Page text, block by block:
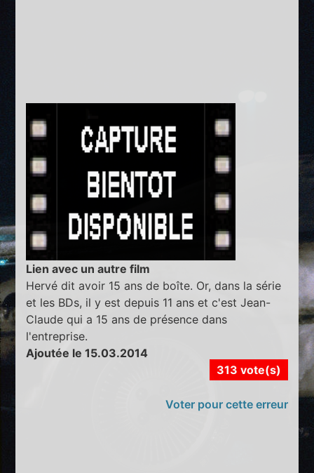
Lien avec un autre film
Hervé dit avoir 15 ans de boîte. Or, dans la série
et les BDs, il y est depuis 11 ans et c'est Jean-
Claude qui a 15 ans de présence dans
l'entreprise.
Ajoutée le 15.03.2014
313 vote(s)
Voter pour cette erreur